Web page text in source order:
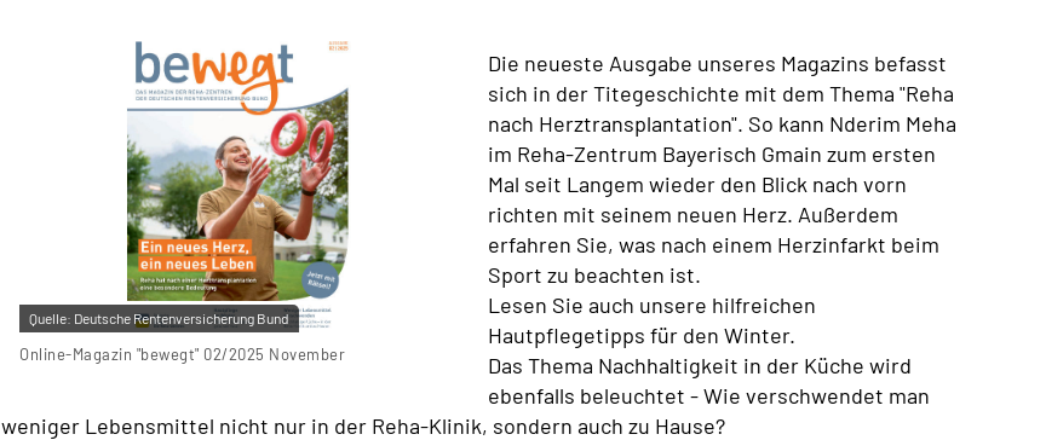
Quelle: Deutsche Rentenversicherung Bund
Online-Magazin "bewegt" 02/2025 November
Die neueste Ausgabe unseres Magazins befasst
sich in der Titegeschichte mit dem Thema "Reha
nach Herztransplantation". So kann Nderim Meha
im Reha-Zentrum Bayerisch Gmain zum ersten
Mal seit Langem wieder den Blick nach vorn
richten mit seinem neuen Herz. Außerdem
erfahren Sie, was nach einem Herzinfarkt beim
Sport zu beachten ist.
Lesen Sie auch unsere hilfreichen
Hautpflegetipps für den Winter.
Das Thema Nachhaltigkeit in der Küche wird
ebenfalls beleuchtet - Wie verschwendet man
weniger Lebensmittel nicht nur in der Reha-Klinik, sondern auch zu Hause?